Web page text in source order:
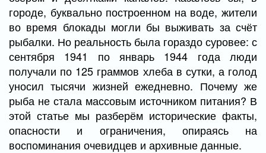
городе, буквально построенном на воде, жители
во время блокады могли бы выживать за счёт
рыбалки. Но реальность была гораздо суровее: с
сентября 1941 по январь 1944 года люди
получали по 125 граммов хлеба в сутки, а голод
уносил тысячи жизней ежедневно. Почему же
рыба не стала массовым источником питания? В
этой статье мы разберём исторические факты,
опасности и ограничения, опираясь на
воспоминания очевидцев и архивные данные.